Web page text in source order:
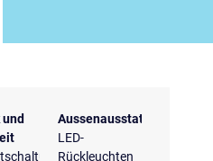
Aussenausstattung
LED-
Rückleuchten